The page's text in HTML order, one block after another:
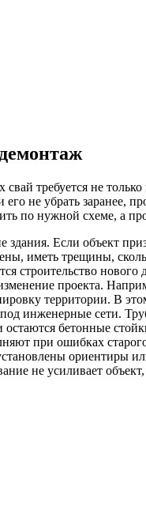
требуется не
не убрать заранее,
по нужной схеме, а
здания. Если объект
иметь трещины,
строительство
проекта.
территории. В
инженерные сети.
остаются бетонные
при ошибках
ориентиры
не усиливает